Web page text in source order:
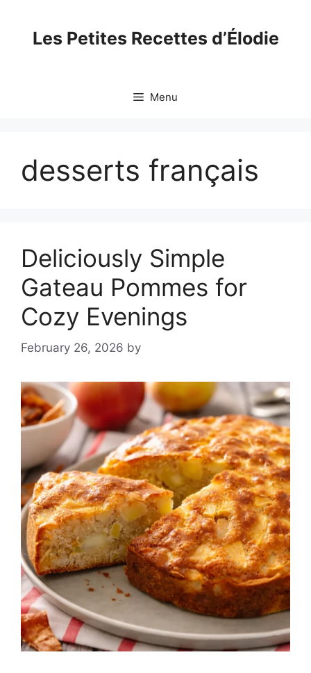
contentLes Petites Recettes d’Élodie
Menu
desserts français
Deliciously Simple
Gateau Pommes for
Cozy Evenings
February 26, 2026 by